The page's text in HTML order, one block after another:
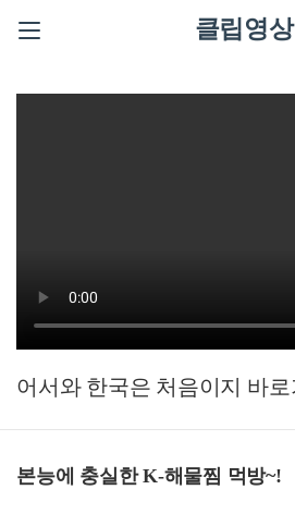
클립영상
어서와 한국은 처음이지
본능에 충실한 K-해물찜 먹방~!